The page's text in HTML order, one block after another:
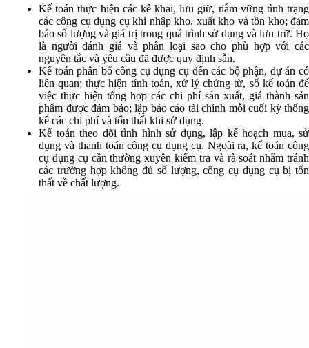
Kế toán thực hiện các kê khai, lưu giữ, nắm vững tình trạng
các công cụ dụng cụ khi nhập kho, xuất kho và tồn kho; đảm
bảo số lượng và giá trị trong quá trình sử dụng và lưu trữ. Họ
là người đánh giá và phân loại sao cho phù hợp với các
nguyên tắc và yêu cầu đã được quy định sẵn.
Kế toán phân bổ công cụ dụng cụ đến các bộ phận, dự án có
liên quan; thực hiện tính toán, xử lý chứng từ, sổ kế toán để
việc thực hiện tổng hợp các chi phí sản xuất, giá thành sản
phẩm được đảm bảo; lập báo cáo tài chính mỗi cuối kỳ thống
kê các chi phí và tổn thất khi sử dụng.
Kế toán theo dõi tình hình sử dụng, lập kế hoạch mua, sử
dụng và thanh toán công cụ dụng cụ. Ngoài ra, kế toán công
cụ dụng cụ cần thường xuyên kiểm tra và rà soát nhằm tránh
các trường hợp không đủ số lượng, công cụ dụng cụ bị tổn
thất về chất lượng.